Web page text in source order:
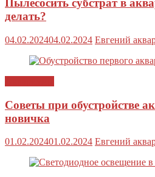
Пылесосить субстрат в
делать?
04.02.202404.02.2024 Евгений
Советы при обустройстве
новичка
01.02.202401.02.2024 Евгений